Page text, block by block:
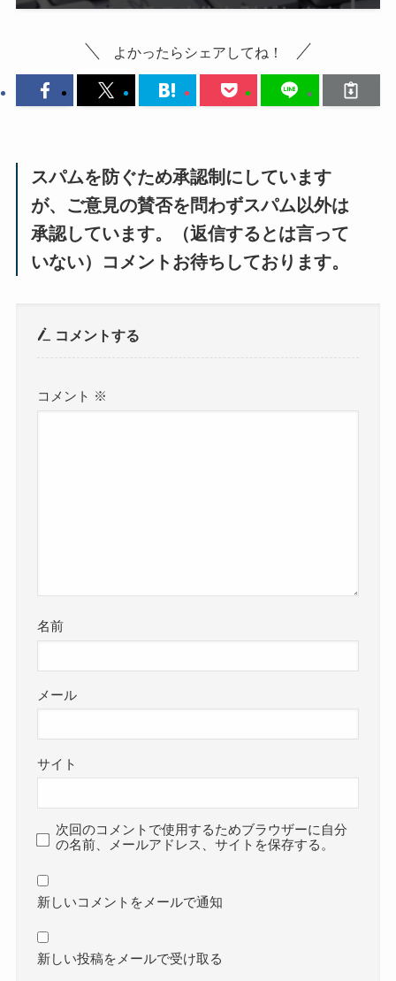
よかったらシェアしてね！
スパムを防ぐため承認制にしています
が、ご意見の賛否を問わずスパム以外は
承認しています。（返信するとは言って
いない）コメントお待ちしております。
コメントする
コメント ※
名前
メール
サイト
次回のコメントで使用するためブラウザーに自分
の名前、メールアドレス、サイトを保存する。
新しいコメントをメールで通知
新しい投稿をメールで受け取る